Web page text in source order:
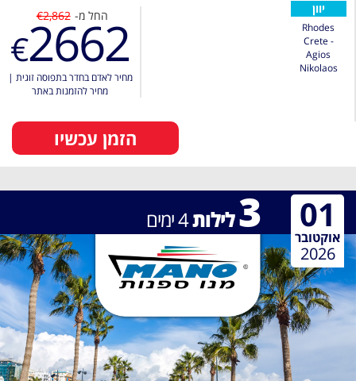
יוון
Rhodes
Crete -
Agios
Nikolaos
החל מ- €2,862
€2662
מחיר לאדם בחדר בתפוסה זוגית |
מחיר להזמנות באתר
הזמן עכשיו
3לילות4ימים 01
אוקטובר
2026